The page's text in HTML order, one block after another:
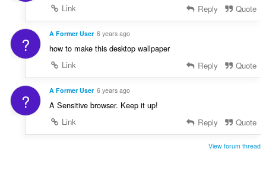
Link
Reply Quote
? A Former User 6 years ago
how to make this desktop wallpaper
Link
Reply Quote
? A Former User 6 years ago
A Sensitive browser. Keep it up!
Link
Reply Quote
View forum thread